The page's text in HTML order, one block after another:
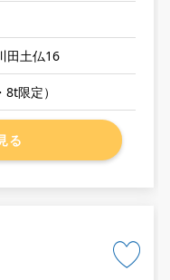
田土仏16
限定）
る